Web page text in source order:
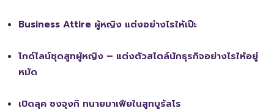
Business Attire ผู้หญิง แต่งอย่างไรให้เป๊ะ
ไกด์ไลน์ชุดสูทผู้หญิง – แต่งตัวสไตล์นักธุรกิจอย่างไรให้อยู่
หมัด
เปิดลุค ซงจุงกิ ทนายมาเฟียในสูทบูรัลโร